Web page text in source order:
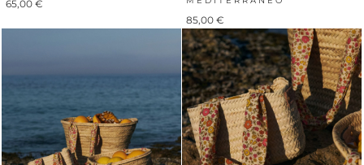
65,00 €
85,00 €